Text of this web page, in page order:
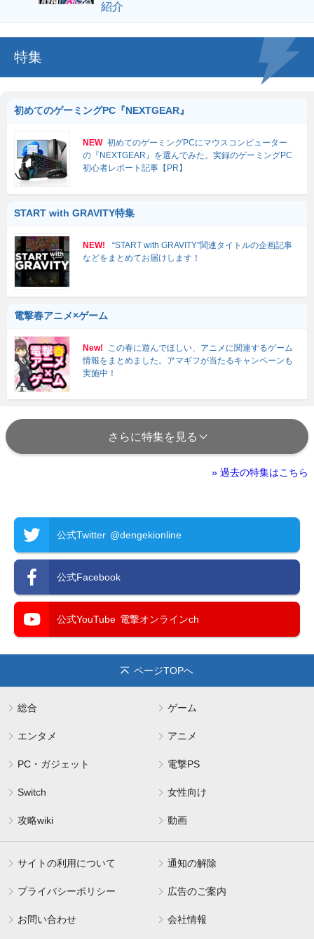
紹介
特集
初めてのゲーミングPC『NEXTGEAR』
NEW 初めてのゲーミングPCにマウスコンピューター
の『NEXTGEAR』を選んでみた。実録のゲーミングPC
初心者レポート記事【PR】
START with GRAVITY特集
NEW!
“START with GRAVITY”関連タイトルの企画記事
などをまとめてお届けします！
電撃春アニメ×ゲーム
New!
この春に遊んでほしい、アニメに関連するゲーム
情報をまとめました。アマギフが当たるキャンペーンも
実施中！
さらに特集を見る
» 過去の特集はこちら
公式Twitter @dengekionline
公式Facebook
公式YouTube 電撃オンラインch
ページTOPへ
総合 ゲーム
エンタメ アニメ
PC・ガジェット 電撃PS
Switch 女性向け
攻略wiki 動画
サイトの利用について 通知の解除
プライバシーポリシー 広告のご案内
お問い合わせ 会社情報